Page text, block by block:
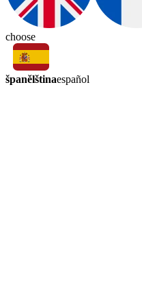
choose
španělštinaespañol